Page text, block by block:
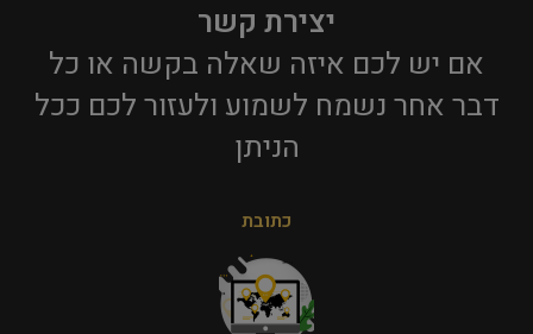
יצירת קשר
אם יש לכם איזה שאלה בקשה או כל
דבר אחר נשמח לשמוע ולעזור לכם ככל
הניתן​
כתובת